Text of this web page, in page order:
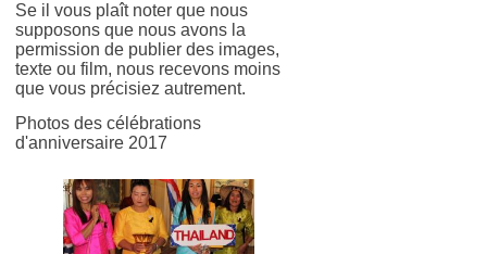
Se il vous plaît noter que nous
supposons que nous avons la
permission de publier des images,
texte ou film, nous recevons moins
que vous précisiez autrement.
Photos des célébrations
d'anniversaire 2017